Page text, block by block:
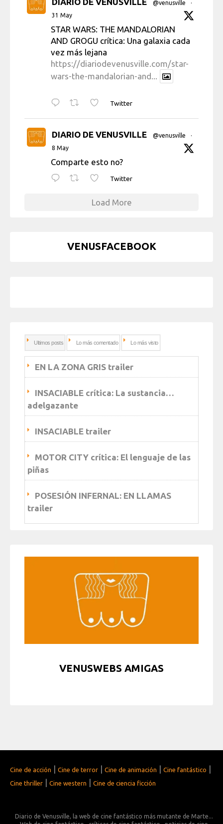
DIARIO DE VENUSVILLE @venusville
·
31 May
STAR WARS: THE MANDALORIAN
AND GROGU crítica: Una galaxia cada
vez más lejana
https://diariodevenusville.com/star-
wars-the-mandalorian-and...
Twitter
DIARIO DE VENUSVILLE @venusville
·
8 May
Comparte esto no?
Twitter
Load More
VENUSFACEBOOK
Ultimos posts Lo más comentado Lo más visto
EN LA ZONA GRIS trailer
INSACIABLE crítica: La sustancia…
adelgazante
INSACIABLE trailer
MOTOR CITY crítica: El lenguaje de las
piñas
POSESIÓN INFERNAL: EN LLAMAS
trailer
VENUSWEBS AMIGAS
Cine de acción | Cine de terror | Cine de animación | Cine fantástico |
Cine thriller | Cine western | Cine de ciencia ficción
Diario de Venusville, la web de cine fantástico más mutante de Marte...